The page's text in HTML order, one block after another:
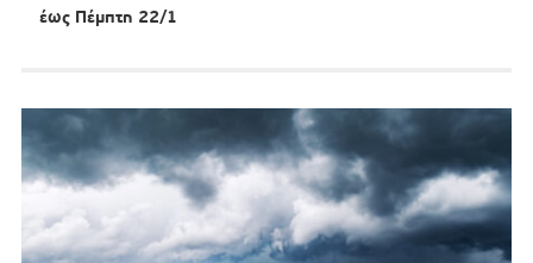
έως Πέμπτη 22/1